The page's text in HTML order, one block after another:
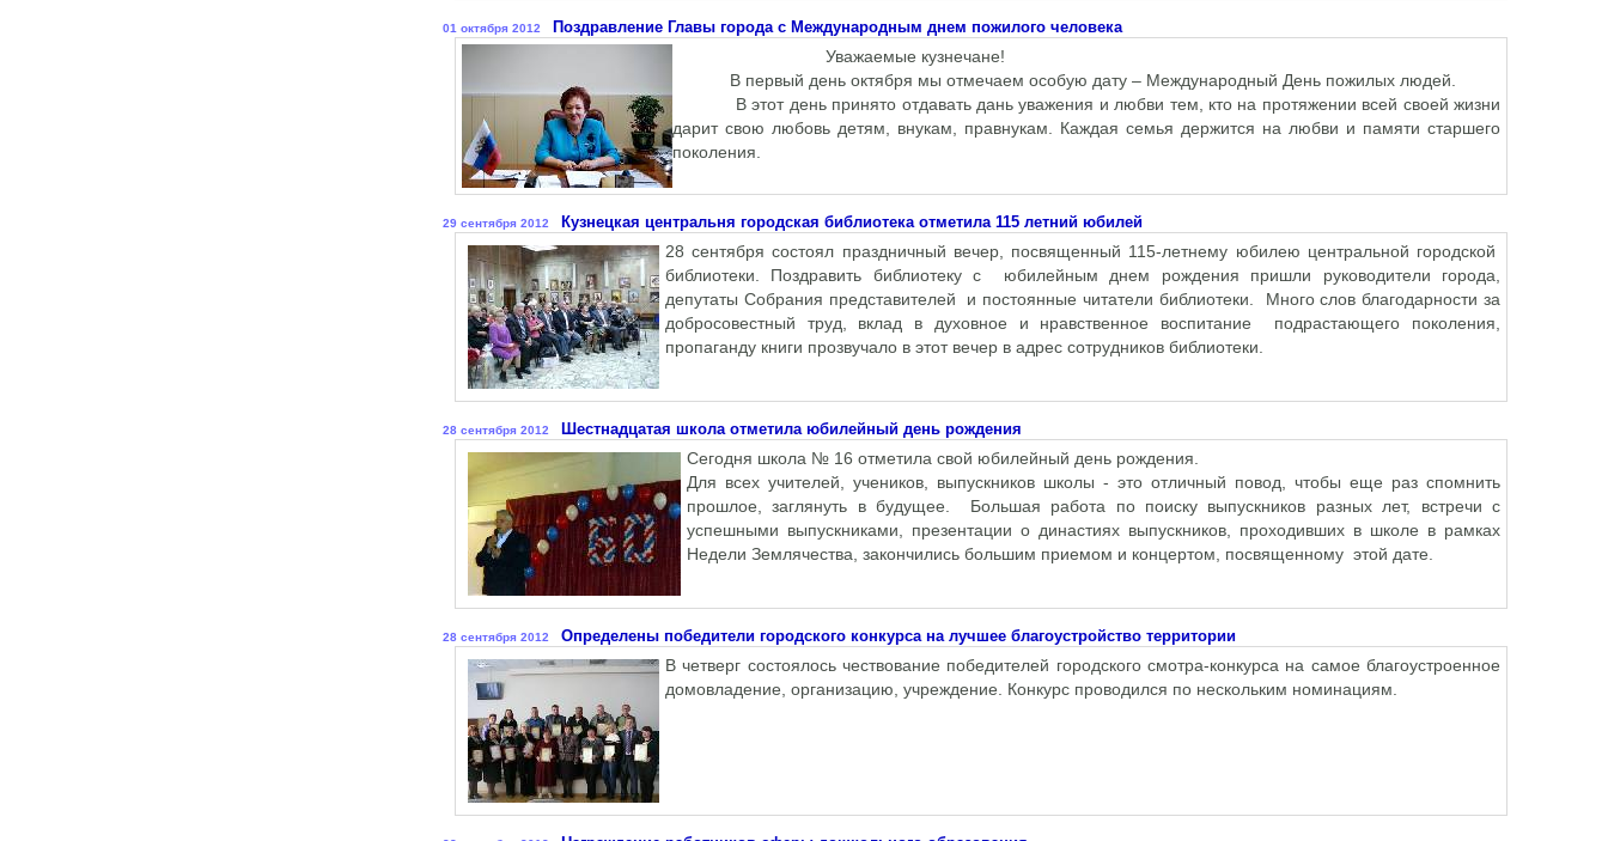
01 октября 2012 Поздравление Главы города с Международным днем пожилого человека
Уважаемые кузнечане!
В первый день октября мы отмечаем особую дату – Международный День пожилых людей.
В этот день принято отдавать дань уважения и любви тем, кто на протяжении всей своей жизни
дарит свою любовь детям, внукам, правнукам. Каждая семья держится на любви и памяти старшего
поколения.
29 сентября 2012 Кузнецкая центральня городская библиотека отметила 115 летний юбилей
28 сентября состоял праздничный вечер, посвященный 115-летнему юбилею центральной городской
библиотеки. Поздравить библиотеку с юбилейным днем рождения пришли руководители города,
депутаты Собрания представителей и постоянные читатели библиотеки. Много слов благодарности за
добросовестный труд, вклад в духовное и нравственное воспитание подрастающего поколения,
пропаганду книги прозвучало в этот вечер в адрес сотрудников библиотеки.
28 сентября 2012 Шестнадцатая школа отметила юбилейный день рождения
Сегодня школа № 16 отметила свой юбилейный день рождения.
Для всех учителей, учеников, выпускников школы - это отличный повод, чтобы еще раз спомнить
прошлое, заглянуть в будущее. Большая работа по поиску выпускников разных лет, встречи с
успешными выпускниками, презентации о династиях выпускников, проходивших в школе в рамках
Недели Землячества, закончились большим приемом и концертом, посвященному этой дате.
28 сентября 2012 Определены победители городского конкурса на лучшее благоустройство территории
В четверг состоялось чествование победителей городского смотра-конкурса на самое благоустроенное
домовладение, организацию, учреждение. Конкурс проводился по нескольким номинациям.